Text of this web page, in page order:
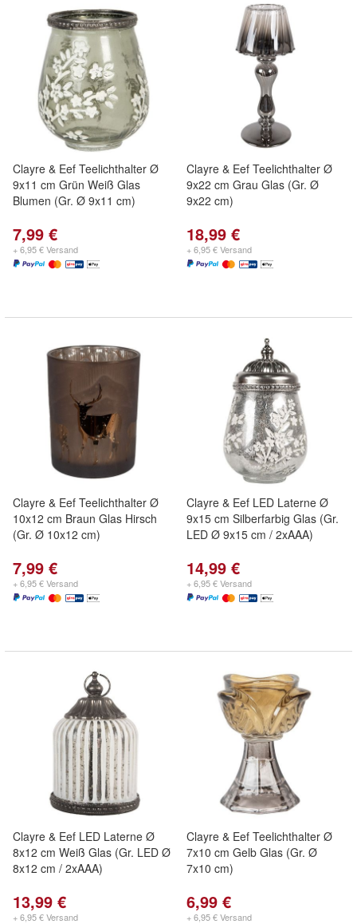
Clayre & Eef Teelichthalter Ø
9x11 cm Grün Weiß Glas
Blumen (Gr. Ø 9x11 cm)
7,99 €
+ 6,95 € Versand
Clayre & Eef Teelichthalter Ø
9x22 cm Grau Glas (Gr. Ø
9x22 cm)
18,99 €
+ 6,95 € Versand
Clayre & Eef Teelichthalter Ø
10x12 cm Braun Glas Hirsch
(Gr. Ø 10x12 cm)
7,99 €
+ 6,95 € Versand
Clayre & Eef LED Laterne Ø
9x15 cm Silberfarbig Glas (Gr.
LED Ø 9x15 cm / 2xAAA)
14,99 €
+ 6,95 € Versand
Clayre & Eef LED Laterne Ø
8x12 cm Weiß Glas (Gr. LED Ø
8x12 cm / 2xAAA)
13,99 €
+ 6,95 € Versand
Clayre & Eef Teelichthalter Ø
7x10 cm Gelb Glas (Gr. Ø
7x10 cm)
6,99 €
+ 6,95 € Versand